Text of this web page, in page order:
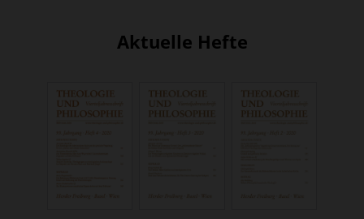
Aktuelle Hefte